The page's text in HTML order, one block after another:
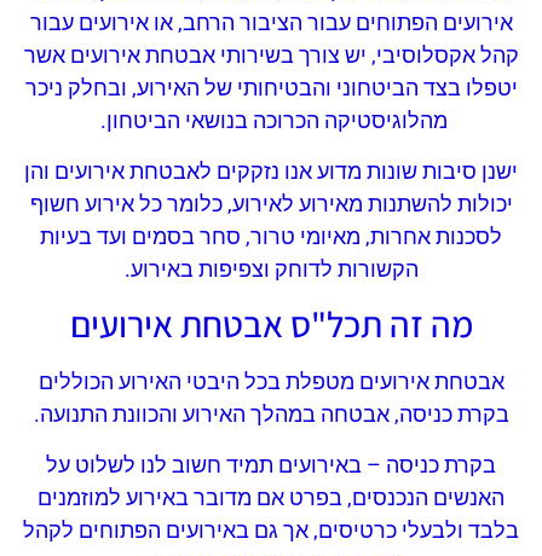
אירועים הפתוחים עבור הציבור הרחב, או אירועים עבור
קהל אקסלוסיבי, יש צורך בשירותי אבטחת אירועים אשר
יטפלו בצד הביטחוני והבטיחותי של האירוע, ובחלק ניכר
מהלוגיסטיקה הכרוכה בנושאי הביטחון.
ישנן סיבות שונות מדוע אנו נזקקים לאבטחת אירועים והן
יכולות להשתנות מאירוע לאירוע, כלומר כל אירוע חשוף
לסכנות אחרות, מאיומי טרור, סחר בסמים ועד בעיות
הקשורות לדוחק וצפיפות באירוע.
מה זה תכל"ס אבטחת אירועים
אבטחת אירועים מטפלת בכל היבטי האירוע הכוללים
בקרת כניסה, אבטחה במהלך האירוע והכוונת התנועה.
בקרת כניסה – באירועים תמיד חשוב לנו לשלוט על
האנשים הנכנסים, בפרט אם מדובר באירוע למוזמנים
בלבד ולבעלי כרטיסים, אך גם באירועים הפתוחים לקהל